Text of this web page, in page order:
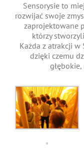
Sensorysie to
rozwijać swoje
zaprojektowane
którzy
Każda z atrakcji w
dzięki czemu